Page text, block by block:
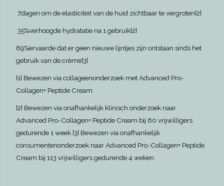
7dagen om de elasticiteit van de huid zichtbaar te vergroten[2]
35%verhoogde hydratatie na 1 gebruik[2]
89%ervaarde dat er geen nieuwe lijntjes zijn ontstaan sinds het
gebruik van de crème[3]
[1] Bewezen via collageenonderzoek met Advanced Pro-
Collagen+ Peptide Cream
[2] Bewezen via onafhankelijk klinisch onderzoek naar
Advanced Pro-Collagen+ Peptide Cream bij 60 vrijwilligers
gedurende 1 week [3] Bewezen via onafhankelijk
consumentenonderzoek naar Advanced Pro-Collagen+ Peptide
Cream bij 113 vrijwilligers gedurende 4 weken